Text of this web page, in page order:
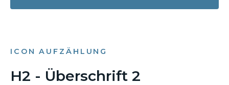
ICON AUFZÄHLUNG
H2 - Überschrift 2